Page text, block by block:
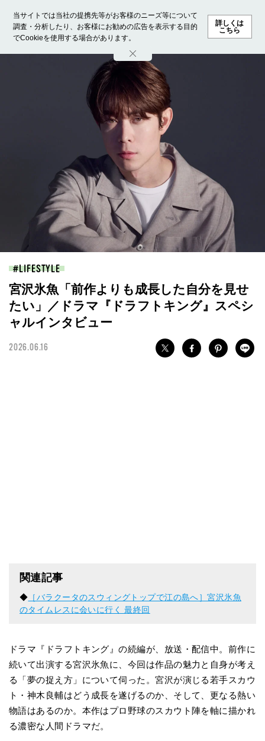
当サイトでは当社の提携先等がお客様のニーズ等について
調査・分析したり、お客様にお勧めの広告を表示する目的
でCookieを使用する場合があります。
詳しくは
こちら
ホーム モデル募集 ランキング ファッション ビューテ
LIFESTYLE
宮沢氷魚「前作よりも成長した自分を見せ
たい」／ドラマ『ドラフトキング』スペシ
ャルインタビュー
2026.06.16
関連記事
◆ ［バラクータのスウィングトップで江の島へ］宮沢氷魚
のタイムレスに会いに行く 最終回
ドラマ『ドラフトキング』の続編が、放送・配信中。前作に
続いて出演する宮沢氷魚に、今回は作品の魅力と自身が考え
る「夢の捉え方」について伺った。宮沢が演じる若手スカウ
ト・神木良輔はどう成長を遂げるのか、そして、更なる熱い
物語はあるのか。本作はプロ野球のスカウト陣を軸に描かれ
る濃密な人間ドラマだ。